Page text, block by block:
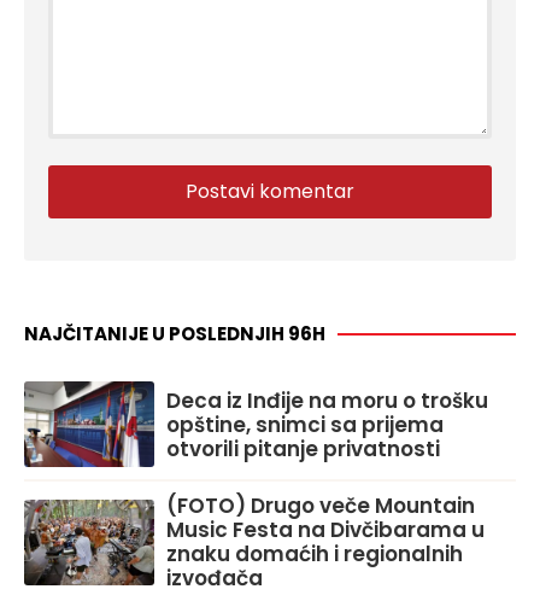
NAJČITANIJE U POSLEDNJIH 96H
Deca iz Inđije na moru o trošku
opštine, snimci sa prijema
otvorili pitanje privatnosti
(FOTO) Drugo veče Mountain
Music Festa na Divčibarama u
znaku domaćih i regionalnih
izvođača